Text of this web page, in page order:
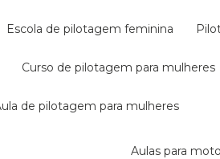
escola de pilotagem feminina
curso de pilotagem para mulheres
aula de pilotagem para mulheres
aulas para